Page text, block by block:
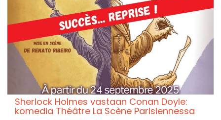
Sherlock Holmes vastaan Conan Doyle:
komedia Théâtre La Scène Parisiennessa